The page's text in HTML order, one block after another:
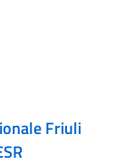
Friuli